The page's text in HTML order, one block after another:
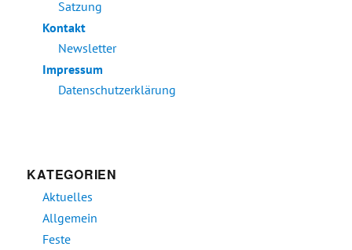
Satzung
Kontakt
Newsletter
Impressum
Datenschutzerklärung
KATEGORIEN
Aktuelles
Allgemein
Feste